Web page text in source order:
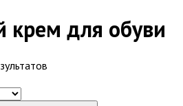
крем для обуви